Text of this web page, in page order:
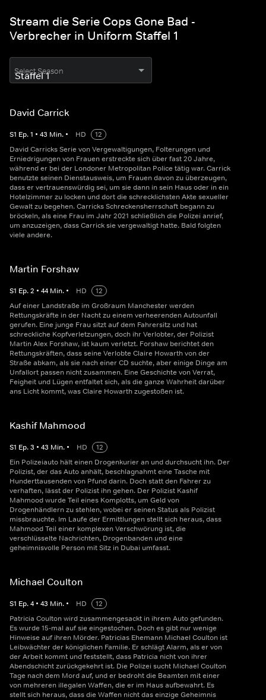
Stream die Serie Cops Gone Bad -
Verbrecher in Uniform Staffel 1
Select Season
David Carrick
S1 Ep.1 • 43 Min. • HD
12
David Carricks Serie von Vergewaltigungen, Folterungen und
Erniedrigungen von Frauen erstreckte sich über fast 20 Jahre,
während er bei der Londoner Metropolitan Police tätig war. Carrick
benutzte seinen Dienstausweis, um Frauen davon zu überzeugen,
dass er vertrauenswürdig sei, um sie dann in sein Haus oder in ein
Hotelzimmer zu locken und dort die schrecklichsten Akte sexueller
Gewalt zu begehen. Carricks Schreckensherrschaft begann zu
bröckeln, als eine Frau im Jahr 2021 schließlich die Polizei anrief,
um anzuzeigen, dass Carrick sie vergewaltigt hatte. Bald folgten
viele andere.
Martin Forshaw
S1 Ep.2 • 44 Min. • HD
12
Auf einer Landstraße im Großraum Manchester werden
Rettungskräfte in der Nacht zu einem verheerenden Autounfall
gerufen. Eine junge Frau sitzt auf dem Fahrersitz und hat
schreckliche Kopfverletzungen, doch ihr Verlobter, der Polizist
Martin Alex Forshaw, ist kaum verletzt. Forshaw berichtet den
Rettungskräften, dass seine Verlobte Claire Howarth von der
Straße abkam, als sie nach einer CD suchte, aber einige Dinge am
Unfallort passen nicht zusammen. Eine Geschichte von Verrat,
Feigheit und Lügen entfaltet sich, als die ganze Wahrheit darüber
ans Licht kommt, was Claire Howarth zugestoßen ist.
Kashif Mahmood
S1 Ep.3 • 43 Min. • HD
12
Ein Polizeiauto hält einen Drogenkurier an und durchsucht ihn. Der
Polizist, der das Auto anhält, beschlagnahmt eine Tasche mit
Hunderttausenden von Pfund darin. Doch statt den Fahrer zu
verhaften, lässt der Polizist ihn gehen. Der Polizist Kashif
Mahmood wurde Teil eines Komplotts, um Geld von
Drogenhändlern zu stehlen, wobei er seinen Status als Polizist
missbrauchte. Im Laufe der Ermittlungen stellt sich heraus, dass
Mahmood Teil einer komplexen Verschwörung ist, die
verschlüsselte Nachrichten, Drogenbanden und eine
geheimnisvolle Person mit Sitz in Dubai umfasst.
Michael Coulton
S1 Ep.4 • 43 Min. • HD
12
Patricia Coulton wird zusammengesackt in ihrem Auto gefunden.
Es wurde 15-mal auf sie eingestochen. Doch es gibt nur wenige
Hinweise auf ihren Mörder. Patricias Ehemann Michael Coulton ist
Leibwächter der königlichen Familie. Er schlägt Alarm, als er von
der Arbeit kommt und feststellt, dass Patricia nicht von ihrer
Abendschicht zurückgekehrt ist. Die Polizei sucht Michael Coulton
Tage nach dem Mord auf, und er bedroht die Beamten mit einer
von mehreren illegalen Waffen, die er im Haus aufbewahrt. Es
stellt sich heraus, dass die Waffen nicht das einzige Geheimnis